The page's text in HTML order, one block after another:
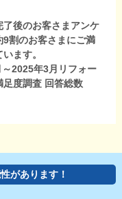
了後のお客さまアンケ
9割のお客さまにご満
ます。
2025年3月リフォー
足度調査 回答総数
があります！